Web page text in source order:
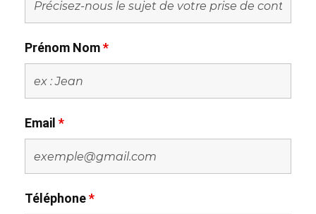
Prénom Nom*
Email *
Téléphone*